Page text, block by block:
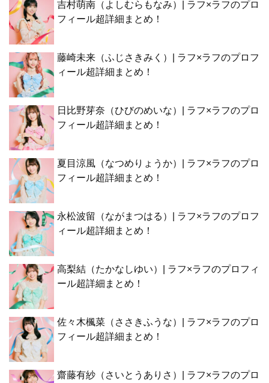
吉村萌南（よしむらもなみ）| ラフ×ラフのプロ
フィール超詳細まとめ！
藤崎未来（ふじさきみく）| ラフ×ラフのプロフ
ィール超詳細まとめ！
日比野芽奈（ひびのめいな）| ラフ×ラフのプロ
フィール超詳細まとめ！
夏目涼風（なつめりょうか）| ラフ×ラフのプロ
フィール超詳細まとめ！
永松波留（ながまつはる）| ラフ×ラフのプロフ
ィール超詳細まとめ！
高梨結（たかなしゆい）| ラフ×ラフのプロフィ
ール超詳細まとめ！
佐々木楓菜（ささきふうな）| ラフ×ラフのプロ
フィール超詳細まとめ！
齋藤有紗（さいとうありさ）| ラフ×ラフのプロ